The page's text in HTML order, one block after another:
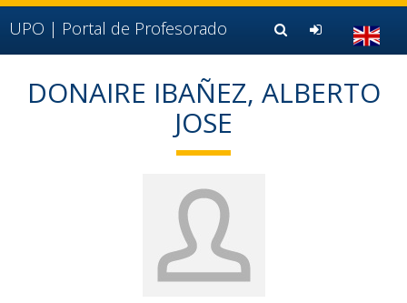
Ir al contenido principal de la página (alt + s)
Ir a la cabecera de la página (alt + c)
Ir al pie de la página (alt + p)
Ir al menú principal (alt + u)
UPO | Portal de Profesorado
DONAIRE IBAÑEZ, ALBERTO
JOSE